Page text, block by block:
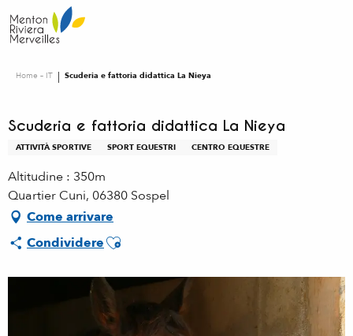
au
contenu
Home – IT Scuderia e fattoria didattica La Nieya
Scuderia e fattoria didattica La Nieya
ATTIVITÀ SPORTIVE SPORT EQUESTRI CENTRO EQUESTRE
Altitudine : 350m
Quartier Cuni, 06380 Sospel
Come arrivare
CondividereAjouter aux favoris